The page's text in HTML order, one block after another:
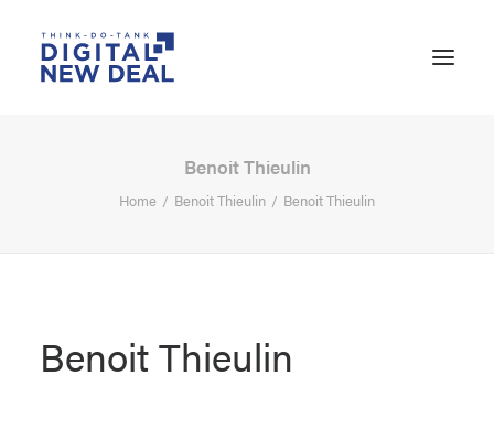
Benoit Thieulin
Home Benoit Thieulin Benoit Thieulin
Benoit Thieulin